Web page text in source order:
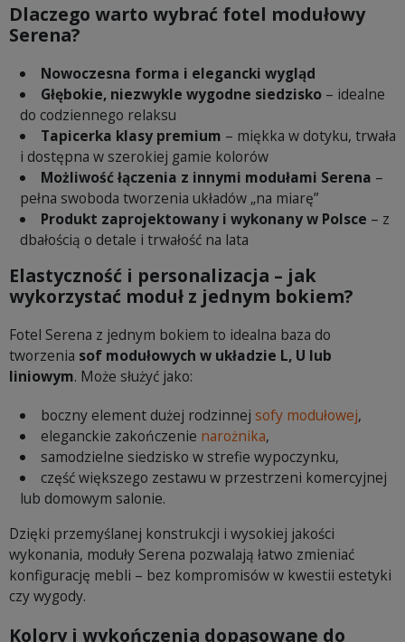
Dlaczego warto wybrać fotel modułowy
Serena?
Nowoczesna forma i elegancki wygląd
Głębokie, niezwykle wygodne siedzisko– idealne
do codziennego relaksu
Tapicerka klasy premium – miękka w dotyku, trwała
i dostępna w szerokiej gamie kolorów
Możliwość łączenia z innymi modułami Serena –
pełna swoboda tworzenia układów „na miarę”
Produkt zaprojektowany i wykonany w Polsce – z
dbałością o detale i trwałość na lata
Elastyczność i personalizacja – jak
wykorzystać moduł z jednym bokiem?
Fotel Serena z jednym bokiem to idealna baza do
tworzenia sof modułowych w układzie L, U lub
liniowym. Może służyć jako:
boczny element dużej rodzinnej sofy modułowej,
eleganckie zakończenie narożnika,
samodzielne siedzisko w strefie wypoczynku,
część większego zestawu w przestrzeni komercyjnej
lub domowym salonie.
Dzięki przemyślanej konstrukcji i wysokiej jakości
wykonania, moduły Serena pozwalają łatwo zmieniać
konfigurację mebli – bez kompromisów w kwestii estetyki
czy wygody.
Kolory i wykończenia dopasowane do